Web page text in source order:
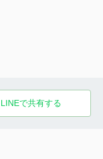
LINEで共有する